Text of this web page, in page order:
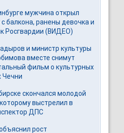
мужчина открыл
с балкона, ранены девочка и
Росгвардии (ВИДЕО)
и министр культуры
вместе снимут
фильм о культурных
Чечни
скончался молодой
выстрелил в
ДПС
рост